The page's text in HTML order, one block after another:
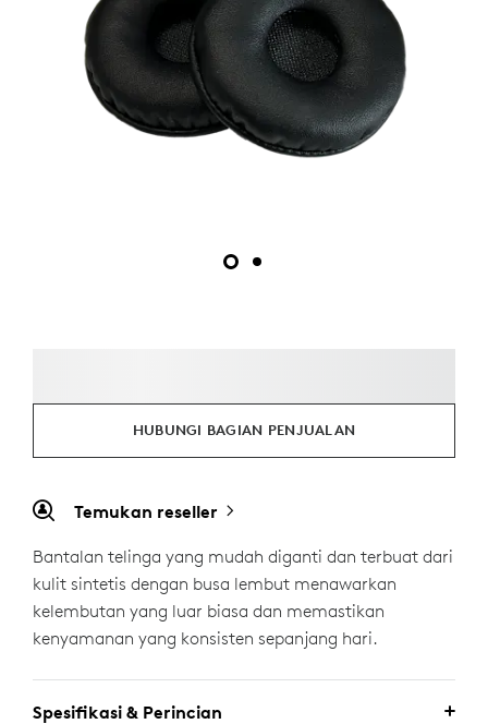
HUBUNGI BAGIAN PENJUALAN
Temukan reseller
Bantalan telinga yang mudah diganti dan terbuat dari
kulit sintetis dengan busa lembut menawarkan
kelembutan yang luar biasa dan memastikan
kenyamanan yang konsisten sepanjang hari.
Spesifikasi & Perincian